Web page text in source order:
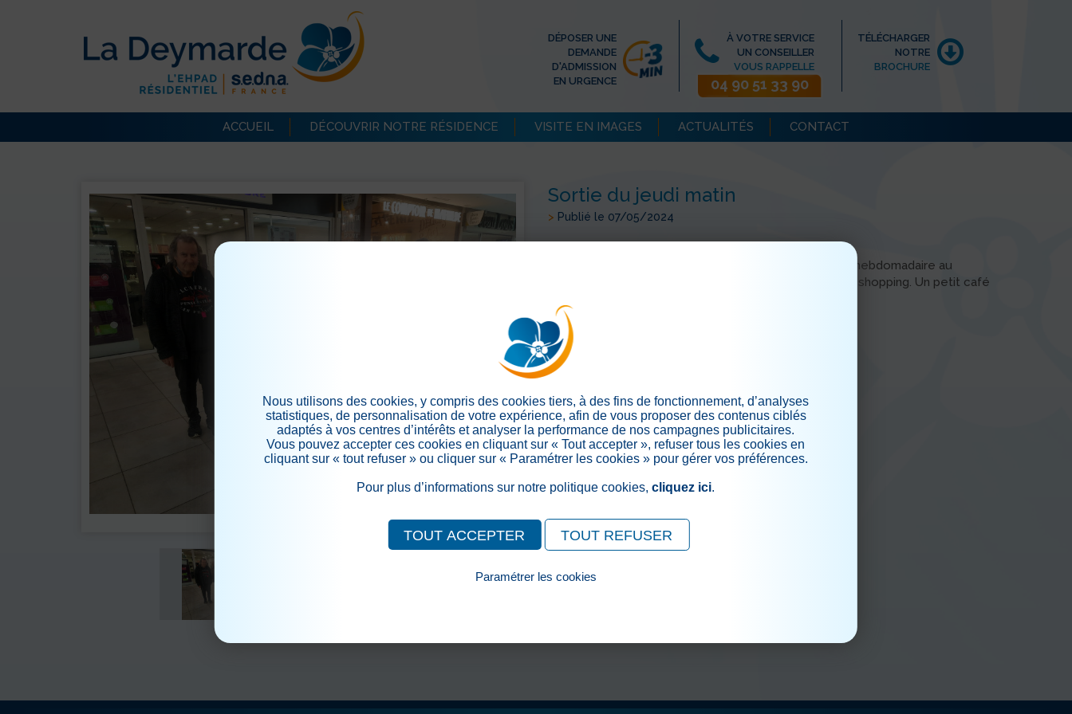
DÉPOSER UNE
DEMANDE
D'ADMISSION
EN URGENCE
À VOTRE SERVICE
UN CONSEILLER
VOUS RAPPELLE
04 90 51 33 90
TÉLÉCHARGER
NOTRE
BROCHURE
ACCUEIL DÉCOUVRIR NOTRE RÉSIDENCE VISITE EN IMAGES ACTUALITÉS CONTACT
Sortie du jeudi matin
> Publié le 07/05/2024
Le soleil n'était pas au rendez-vous pour notre sortie hebdomadaire au
marché, nous en avons donc profité pour aller faire du shopping. Un petit café
> Retour aux actualités
Partager sur les réseaux sociaux
Nous utilisons des cookies, y compris des cookies tiers, à des fins de fonctionnement, d’analyses
statistiques, de personnalisation de votre expérience, afin de vous proposer des contenus ciblés
adaptés à vos centres d’intérêts et analyser la performance de nos campagnes publicitaires.
Vous pouvez accepter ces cookies en cliquant sur « Tout accepter », refuser tous les cookies en
cliquant sur « tout refuser » ou cliquer sur « Paramétrer les cookies » pour gérer vos préférences.
Pour plus d’informations sur notre politique cookies,cliquez ici.
TOUT ACCEPTER TOUT REFUSER
Paramétrer les cookies